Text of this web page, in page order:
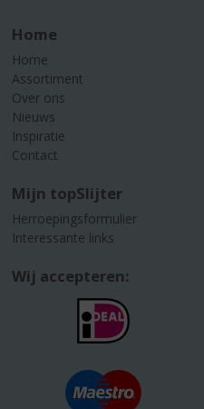
Home
Home
Assortiment
Over ons
Nieuws
Inspiratie
Contact
Mijn topSlijter
Herroepingsformulier
Interessante links
Wij accepteren: